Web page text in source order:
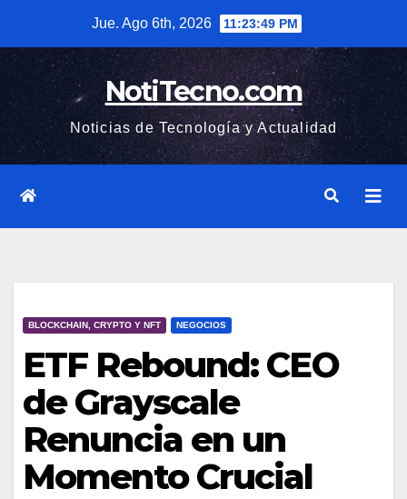
contenido
Jue. Ago 6th, 2026 11:23:50 PM
NotiTecno.com
Noticias de Tecnología y Actualidad
BLOCKCHAIN, CRYPTO Y NFT NEGOCIOS
ETF Rebound: CEO
de Grayscale
Renuncia en un
Momento Crucial